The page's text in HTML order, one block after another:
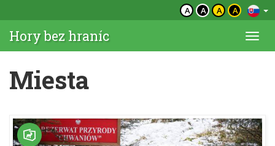
A A A A
Hory bez hraníc
Miesta